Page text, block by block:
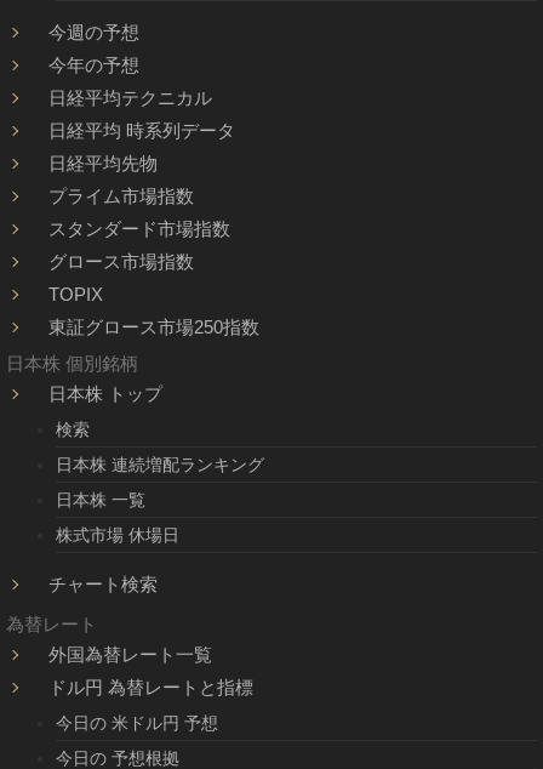
今週の予想
今年の予想
日経平均テクニカル
日経平均 時系列データ
日経平均先物
プライム市場指数
スタンダード市場指数
グロース市場指数
TOPIX
東証グロース市場250指数
日本株 個別銘柄
日本株 トップ
検索
日本株 連続増配ランキング
日本株 一覧
株式市場 休場日
チャート検索
為替レート
外国為替レート一覧
ドル円 為替レートと指標
今日の 米ドル円 予想
今日の 予想根拠